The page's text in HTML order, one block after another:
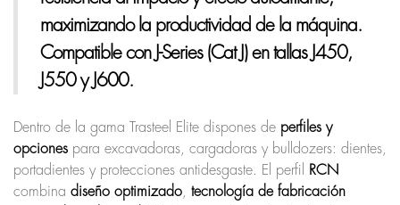
maximizando la productividad de la máquina.
Compatible con J-Series (Cat J)en tallas J450,
J550 y J600.
Dentro de la gama Trasteel Elite dispones de perfiles y
opciones para excavadoras, cargadoras y bulldozers: dientes,
portadientes y protecciones antidesgaste. El perfil
RCN
combina diseño optimizado
tecnología de fabricación